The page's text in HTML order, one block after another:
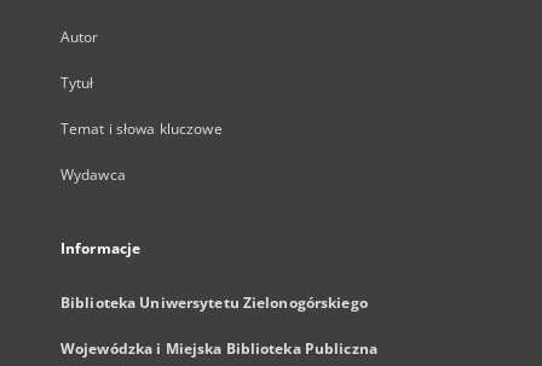
Autor
Tytuł
Temat i słowa kluczowe
Wydawca
Informacje
Biblioteka Uniwersytetu Zielonogórskiego
Wojewódzka i Miejska Biblioteka Publiczna